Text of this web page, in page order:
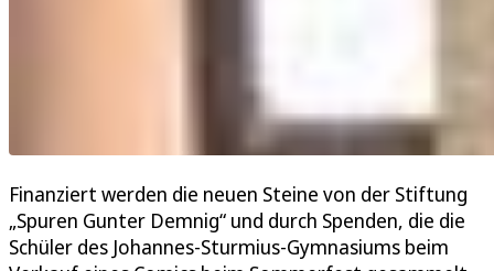
Finanziert werden die neuen Steine von der Stiftung
„Spuren Gunter Demnig“ und durch Spenden, die die
Schüler des Johannes-Sturmius-Gymnasiums beim